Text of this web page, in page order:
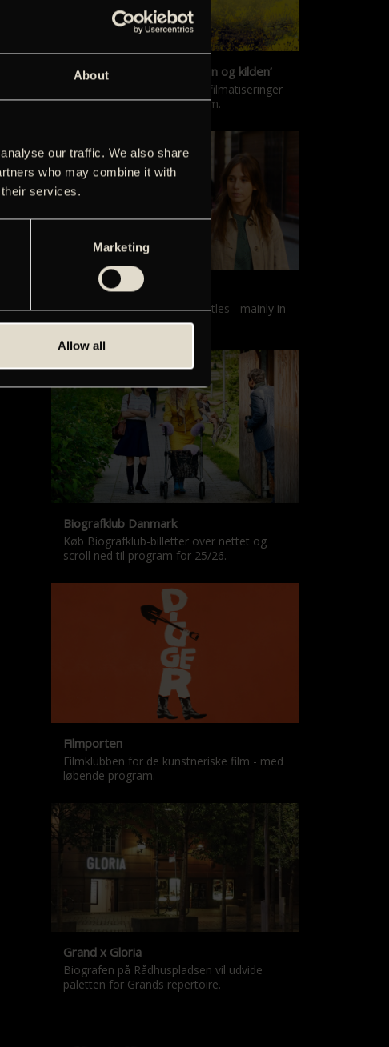
About
our traffic. We also share
who may combine it with
services.
Marketing
Allow all
‘Kilden i Provence’ & ‘Manon og kilden’
De klassiske Marcel Pagnol-filmatiseringer
er tilbage i nyrestaureret form.
Films with English subtitles
Screenings with English subtitles - mainly in
our sister cinema, Gloria.
Biografklub Danmark
Køb Biografklub-billetter over nettet og
scroll ned til program for 25/26.
Filmporten
Filmklubben for de kunstneriske film - med
løbende program.
Grand x Gloria
Biografen på Rådhuspladsen vil udvide
paletten for Grands repertoire.